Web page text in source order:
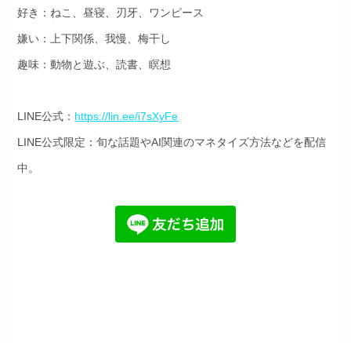
好き：ねこ、昼寝、刃牙、ワンピース
嫌い：上下関係、我慢、梅干し
趣味：動物と遊ぶ、読書、瞑想
LINE公式： https://lin.ee/i7sXyFe
LINE公式限定：旬な話題やAI関連のマネタイズ方法などを配信
中。